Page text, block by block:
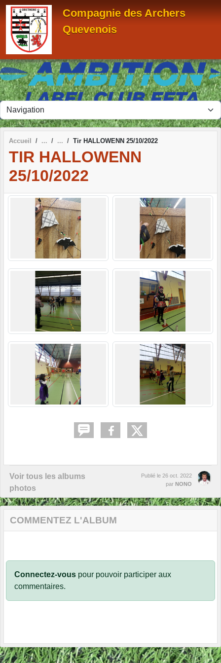
Compagnie des Archers
Quevenois
Accueil Tir HALLOWENN 25/10/2022
TIR HALLOWENN
25/10/2022
Voir tous les albums
photos
Publié le 26 oct. 2022
par NONO
COMMENTEZ L'ALBUM
Connectez-vous pour pouvoir participer aux
commentaires.
Panneau de gestion des cookies